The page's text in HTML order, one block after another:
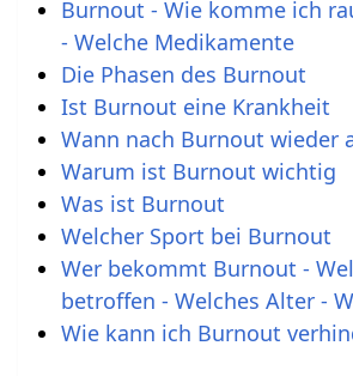
Burnout - Wie komme ich
- Welche Medikamente
Die Phasen des Burnout
Ist Burnout eine Krankheit
Wann nach Burnout wieder
Warum ist Burnout wichtig
Was ist Burnout
Welcher Sport bei Burnout
Wer bekommt Burnout -
betroffen - Welches Alter -
Wie kann ich Burnout